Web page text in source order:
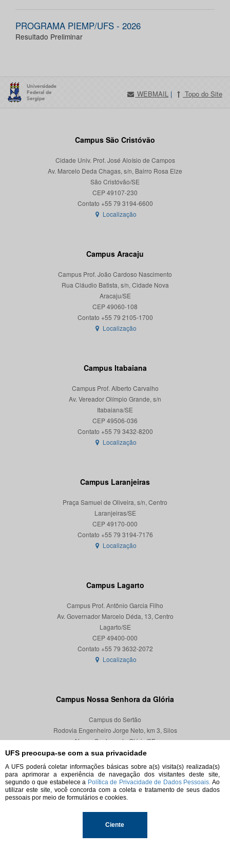
UFS preocupa-se com a sua privacidade
A UFS poderá coletar informações básicas sobre a(s) visita(s) realizada(s)
para aprimorar a experiência de navegação dos visitantes deste site,
segundo o que estabelece a Política de Privacidade de Dados Pessoais. Ao
utilizar este site, você concorda com a coleta e tratamento de seus dados
pessoais por meio de formulários e cookies.
Ciente
PROGRAMA PIEMP/UFS - 2026
Resultado Preliminar
WEBMAIL | Topo do Site
Campus São Cristóvão
Cidade Univ. Prof. José Aloísio de Campos
Av. Marcelo Deda Chagas, s/n, Bairro Rosa Elze
São Cristóvão/SE
CEP 49107-230
Localização
Campus Aracaju
Campus Prof. João Cardoso Nascimento
Rua Cláudio Batista, s/n, Cidade Nova
Aracaju/SE
CEP 49060-108
Localização
Campus Itabaiana
Campus Prof. Alberto Carvalho
Av. Vereador Olímpio Grande, s/n
Itabaiana/SE
CEP 49506-036
Localização
Campus Laranjeiras
Praça Samuel de Oliveira, s/n, Centro
Laranjeiras/SE
CEP 49170-000
Localização
Campus Lagarto
Campus Prof. Antônio Garcia Filho
Av. Governador Marcelo Déda, 13, Centro
Lagarto/SE
CEP 49400-000
Localização
Campus Nossa Senhora da Glória
Campus do Sertão
Rodovia Engenheiro Jorge Neto, km 3, Silos
Nossa Senhora da Glória/SE
CEP 49680-000
Localização
© 2026. Todos os direitos reservados.
Universidade Federal de Sergipe.